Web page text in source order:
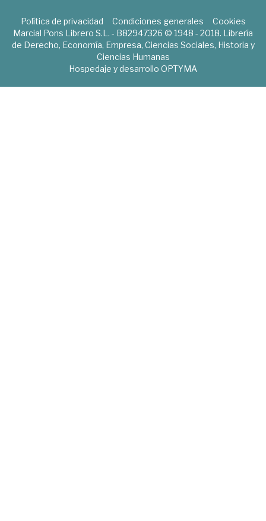
Política de privacidad Condiciones generales
Cookies
Marcial Pons Librero S.L. - B82947326 © 1948 - 2018. Librería
de Derecho, Economía, Empresa, Ciencias Sociales, Historia y
Ciencias Humanas
Hospedaje y desarrollo OPTYMA